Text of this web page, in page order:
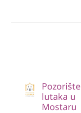
Pozorište
lutaka u
Mostaru